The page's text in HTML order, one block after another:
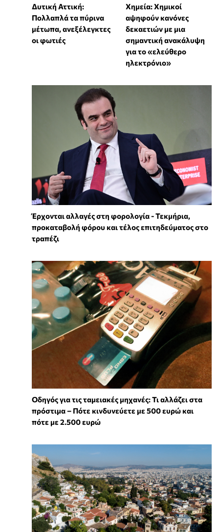
Δυτική Αττική:
Πολλαπλά τα πύρινα
μέτωπα, ανεξέλεγκτες
οι φωτιές
Χημεία: Χημικοί
αψηφούν κανόνες
δεκαετιών με μια
σημαντική ανακάλυψη
για το «ελεύθερο
ηλεκτρόνιο»
Έρχονται αλλαγές στη φορολογία - Τεκμήρια,
προκαταβολή φόρου και τέλος επιτηδεύματος στο
τραπέζι
Οδηγός για τις ταμειακές μηχανές: Τι αλλάζει στα
πρόστιμα – Πότε κινδυνεύετε με 500 ευρώ και
πότε με 2.500 ευρώ